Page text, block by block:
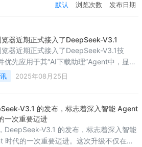
默认 浏览次数 发布日期
器近期正式接入了DeepSeek-V3.1
览器近期正式接入了DeepSeek-V3.1技
优先应用于其“AI下载助理”Agent中，显著
下载效率和成功率。以下是主要升级内
能提升‌下载成功率从原有80%进一步提
/软件/视频的下载等待时间‌使用方式‌电脑端
需更新，直接进入Agent中心启用"AI下载
可体验手机端可通过搜索"DeepSeek"进
体验入
2025年08月25日
V3.1 的发布，标志着深⼊智能 Agent
⼀次重要迈进
DeepSeek-V3.1 的发布，标志着深⼊智能
时代的⼀次重要迈进。这次升级不仅在模